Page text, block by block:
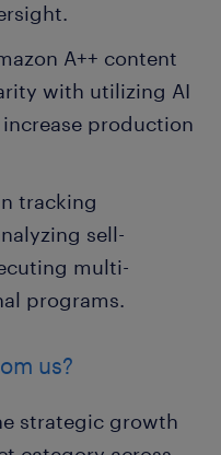
A++ content
with utilizing AI
production
tracking
sell-
multi-
programs.
us?
strategic growth